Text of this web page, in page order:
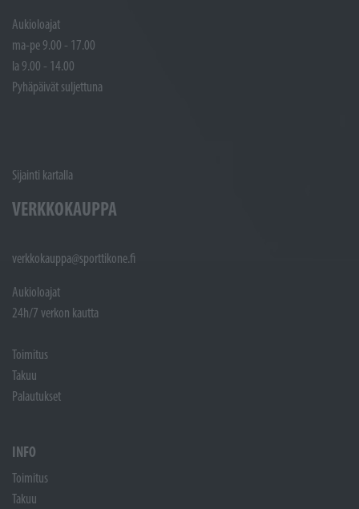
Aukioloajat
ma-pe 9.00 - 17.00
la 9.00 - 14.00
Pyhäpäivät suljettuna
Sijainti kartalla
VERKKOKAUPPA
verkkokauppa@sporttikone.fi
Aukioloajat
24h/7 verkon kautta
Toimitus
Takuu
Palautukset
INFO
Toimitus
Takuu